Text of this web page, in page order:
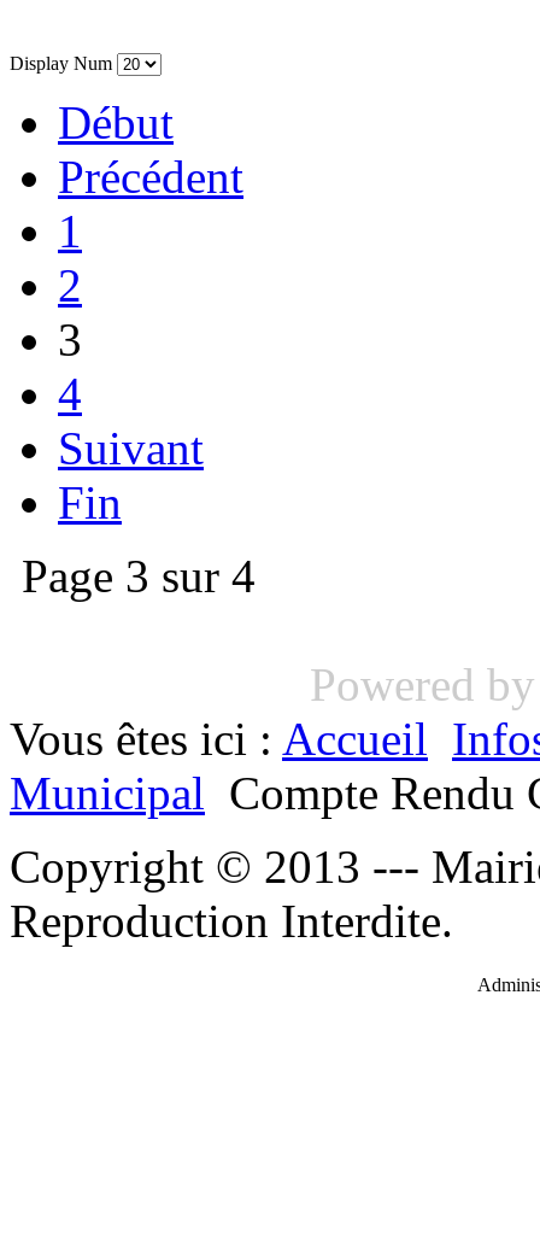
Display Num
Début
Précédent
1
2
3
4
Suivant
Fin
Page 3 sur 4
Powered
Vous êtes ici : Accueil
Municipal Compte
Copyright © 2013 ---
Reproduction Interdite.